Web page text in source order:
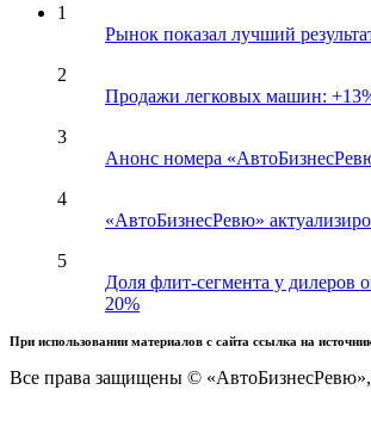
1
Рынок показал лучший
2
Продажи легковых машин:
3
Анонс номера
4
«АвтоБизнесРевю»
5
Доля флит-сегмента у дилеров
20%
При использовании материалов с сайта ссылка на
Все права защищены © «АвтоБизнесРевю»,